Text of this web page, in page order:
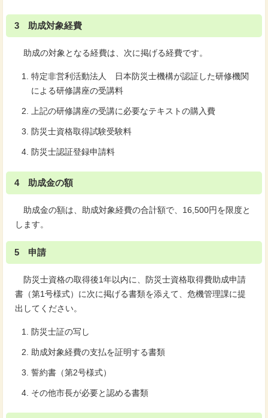
3 助成対象経費
助成の対象となる経費は、次に掲げる経費です。
特定非営利活動法人 日本防災士機構が認証した研修機関
による研修講座の受講料
上記の研修講座の受講に必要なテキストの購入費
防災士資格取得試験受験料
防災士認証登録申請料
4 助成金の額
助成金の額は、助成対象経費の合計額で、16,500円を限度と
します。
5 申請
防災士資格の取得後1年以内に、防災士資格取得費助成申請
書（第1号様式）に次に掲げる書類を添えて、危機管理課に提
出してください。
防災士証の写し
助成対象経費の支払を証明する書類
誓約書（第2号様式）
その他市長が必要と認める書類